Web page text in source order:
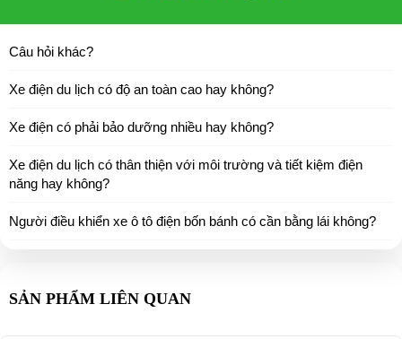
Câu hỏi khác?
Xe điện du lịch có độ an toàn cao hay không?
Xe điện có phải bảo dưỡng nhiều hay không?
Xe điện du lịch có thân thiện với môi trường và tiết kiệm điện
năng hay không?
Người điều khiển xe ô tô điện bốn bánh có cần bằng lái không?
SẢN PHẨM LIÊN QUAN